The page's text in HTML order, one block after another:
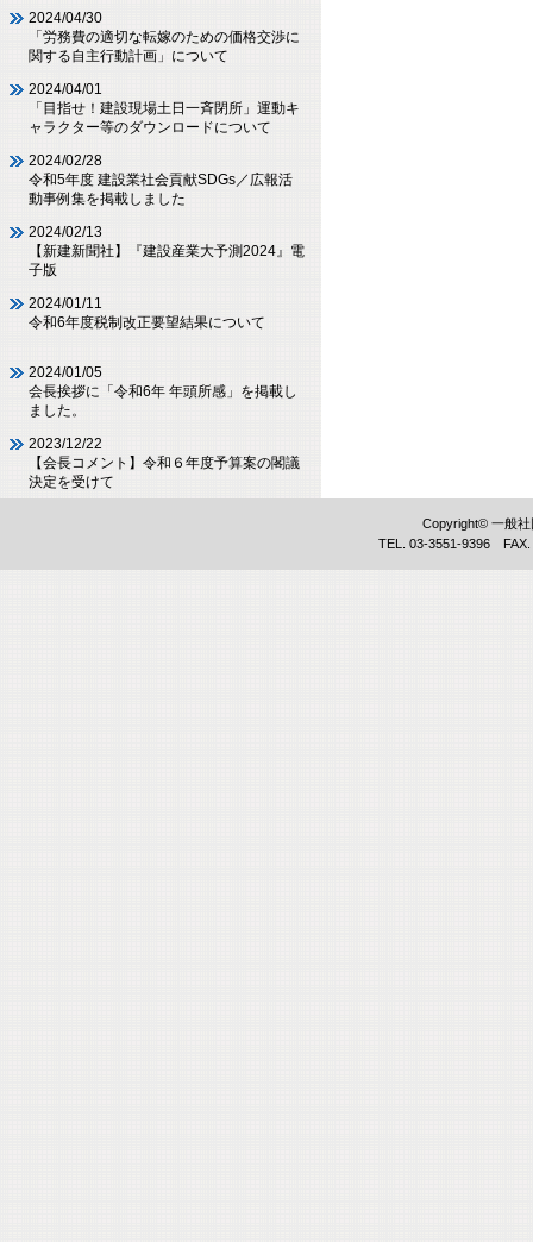
2024/04/30
「労務費の適切な転嫁のための価格交渉に
関する自主行動計画」について
2024/04/01
「目指せ！建設現場土日一斉閉所」運動キ
ャラクター等のダウンロードについて
2024/02/28
令和5年度 建設業社会貢献SDGs／広報活
動事例集を掲載しました
2024/02/13
【新建新聞社】『建設産業大予測2024』電
子版
2024/01/11
令和6年度税制改正要望結果について
2024/01/05
会長挨拶に「令和6年 年頭所感」を掲載し
ました。
2023/12/22
【会長コメント】令和６年度予算案の閣議
決定を受けて
Copyright© 一般
TEL. 03-3551-9396